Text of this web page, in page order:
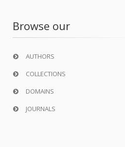
Browse our
AUTHORS
COLLECTIONS
DOMAINS
JOURNALS